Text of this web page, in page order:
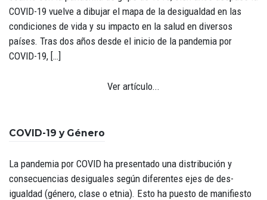
COVID-19 vuelve a dibujar el mapa de la desigualdad en las
condiciones de vida y su impacto en la salud en diversos
países. Tras dos años desde el inicio de la pandemia por
COVID-19, […]
Ver artículo...
COVID-19 y Género
La pandemia por COVID ha presentado una distribución y
consecuencias desiguales según diferentes ejes de des-
igualdad (género, clase o etnia). Esto ha puesto de manifiesto